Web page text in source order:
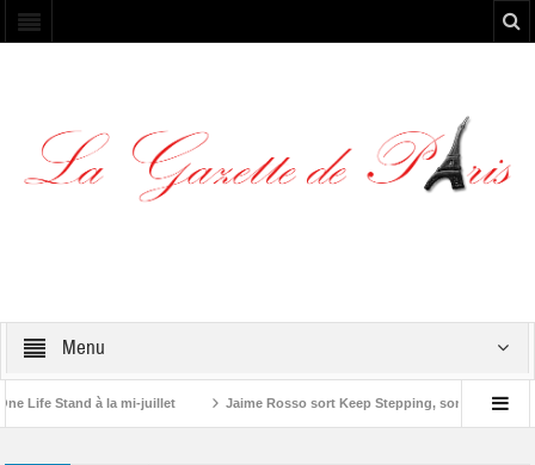
Menu
Life Stand à la mi-juillet Jaime Rosso sort Keep Stepping, son nouvel EP